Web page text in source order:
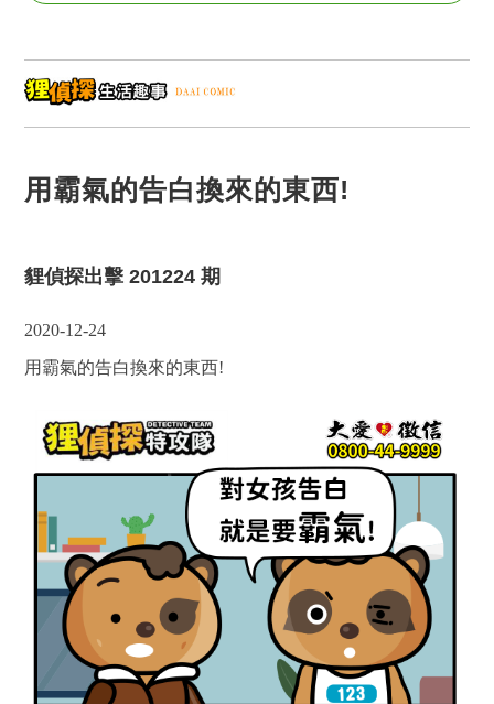
用霸氣的告白換來的東西!
貍偵探出擊 201224 期
2020-12-24
用霸氣的告白換來的東西!